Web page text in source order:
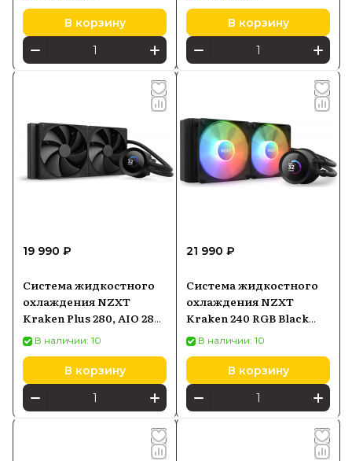
В корзину В корзину
19 990 ₽
Система жидкостного
охлаждения NZXT
Kraken Plus 280, AIO 280
мм, LCD 1,54", чёрная
В наличии: 10
В корзину
21 990 ₽
Система жидкостного
охлаждения NZXT
Kraken 240 RGB Black
RL-KR240-B1
В наличии: 10
В корзину